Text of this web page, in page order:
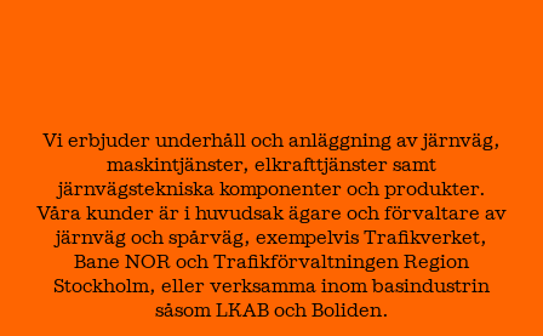
Vi erbjuder underhåll och anläggning av järnväg,
maskintjänster, elkrafttjänster samt
järnvägstekniska komponenter och produkter.
Våra kunder är i huvudsak ägare och förvaltare av
järnväg och spårväg, exempelvis Trafikverket,
Bane NOR och Trafikförvaltningen Region
Stockholm, eller verksamma inom basindustrin
såsom LKAB och Boliden.